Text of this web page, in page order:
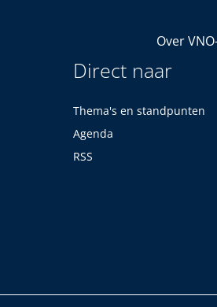
Over
Direct naar
Thema's en standpunten
Agenda
RSS